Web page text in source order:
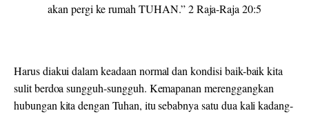
akan pergi ke rumah TUHAN.” 2 Raja-Raja 20:5
Harus diakui dalam keadaan normal dan kondisi baik-baik kita
sulit berdoa sungguh-sungguh. Kemapanan merenggangkan
hubungan kita dengan Tuhan, itu sebabnya satu dua kali kadang-